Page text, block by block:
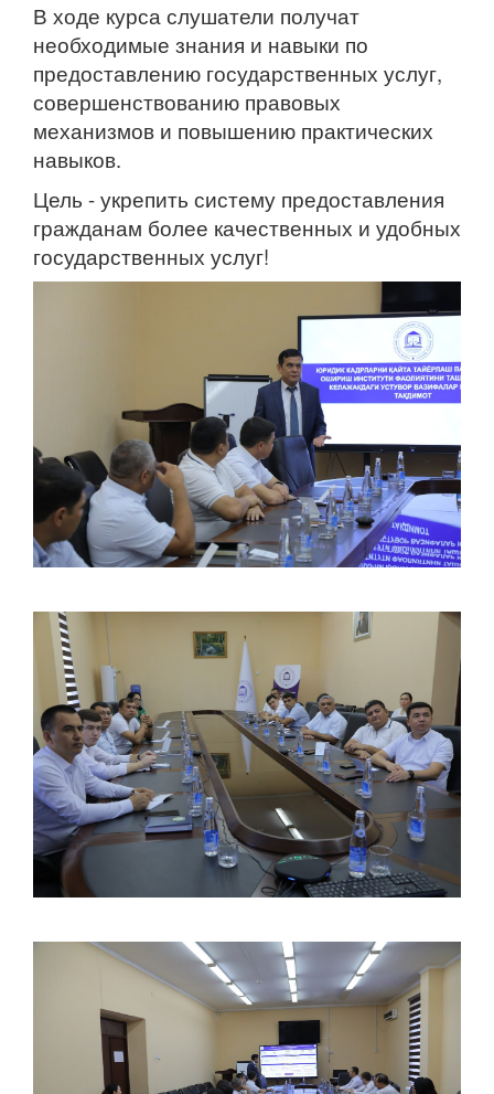
В ходе курса слушатели получат
необходимые знания и навыки по
предоставлению государственных услуг,
совершенствованию правовых
механизмов и повышению практических
навыков.
Цель - укрепить систему предоставления
гражданам более качественных и удобных
государственных услуг!